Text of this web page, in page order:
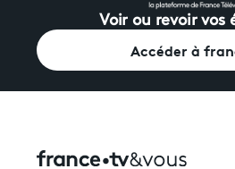
Voir ou revoir vos
Accéder à